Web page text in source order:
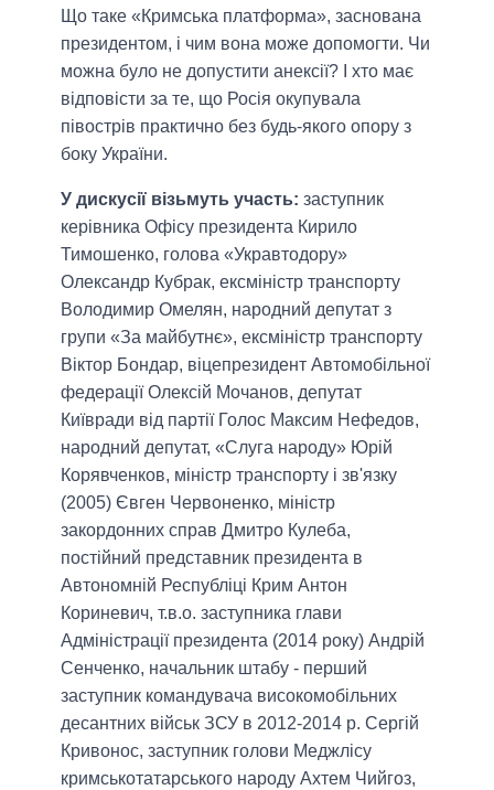
Що таке «Кримська платформа», заснована
президентом, і чим вона може допомогти. Чи
можна було не допустити анексії? І хто має
відповісти за те, що Росія окупувала
півострів практично без будь-якого опору з
боку України.
У дискусії візьмуть участь: заступник
керівника Офісу президента Кирило
Тимошенко, голова «Укравтодору»
Олександр Кубрак, ексміністр транспорту
Володимир Омелян, народний депутат з
групи «За майбутнє», ексміністр транспорту
Віктор Бондар, віцепрезидент Автомобільної
федерації Олексій Мочанов, депутат
Київради від партії Голос Максим Нефедов,
народний депутат, «Слуга народу» Юрій
Корявченков, міністр транспорту і зв'язку
(2005) Євген Червоненко, міністр
закордонних справ Дмитро Кулеба,
постійний представник президента в
Автономній Республіці Крим Антон
Кориневич, т.в.о. заступника глави
Адміністрації президента (2014 року) Андрій
Сенченко, начальник штабу - перший
заступник командувача високомобільних
десантних військ ЗСУ в 2012-2014 р. Сергій
Кривонос, заступник голови Меджлісу
кримськотатарського народу Ахтем Чийгоз,